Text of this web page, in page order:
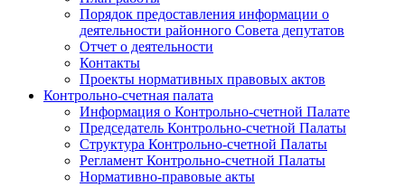
Порядок предоставления информации о
деятельности районного Совета депутатов
Отчет о деятельности
Контакты
Проекты нормативных правовых актов
Контрольно-счетная палата
Информация о Контрольно-счетной Палате
Председатель Контрольно-счетной Палаты
Структура Контрольно-счетной Палаты
Регламент Контрольно-счетной Палаты
Нормативно-правовые акты